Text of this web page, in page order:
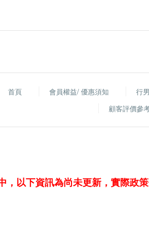
首頁 會員權益/ 優惠須知 行
顧客評價參
，以下資訊為尚未更新，實際政策